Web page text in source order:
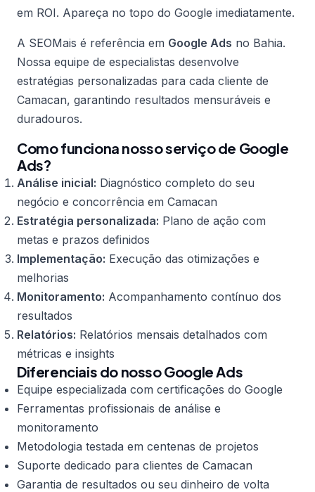
em ROI. Apareça no topo do Google imediatamente.
A SEOMais é referência em Google Ads no Bahia.
Nossa equipe de especialistas desenvolve
estratégias personalizadas para cada cliente de
Camacan, garantindo resultados mensuráveis e
duradouros.
Como funciona nosso serviço de Google
Ads?
Análise inicial: Diagnóstico completo do seu
negócio e concorrência em Camacan
Estratégia personalizada: Plano de ação com
metas e prazos definidos
Implementação: Execução das otimizações e
melhorias
Monitoramento: Acompanhamento contínuo dos
resultados
Relatórios: Relatórios mensais detalhados com
métricas e insights
Diferenciais do nosso Google Ads
Equipe especializada com certificações do Google
Ferramentas profissionais de análise e
monitoramento
Metodologia testada em centenas de projetos
Suporte dedicado para clientes de Camacan
Garantia de resultados ou seu dinheiro de volta